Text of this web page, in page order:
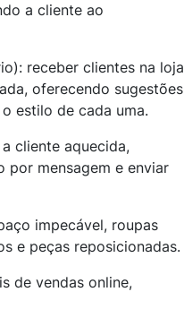
a cliente ao
receber clientes na loja
oferecendo sugestões
estilo de cada uma.
cliente aquecida,
por mensagem e enviar
impecável, roupas
e peças reposicionadas.
de vendas online,